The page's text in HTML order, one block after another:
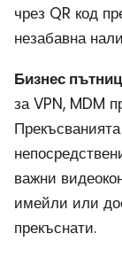
чрез QR код
незабавна
Бизнес
за VPN, MDM
важни
имейли или
прекъснати.